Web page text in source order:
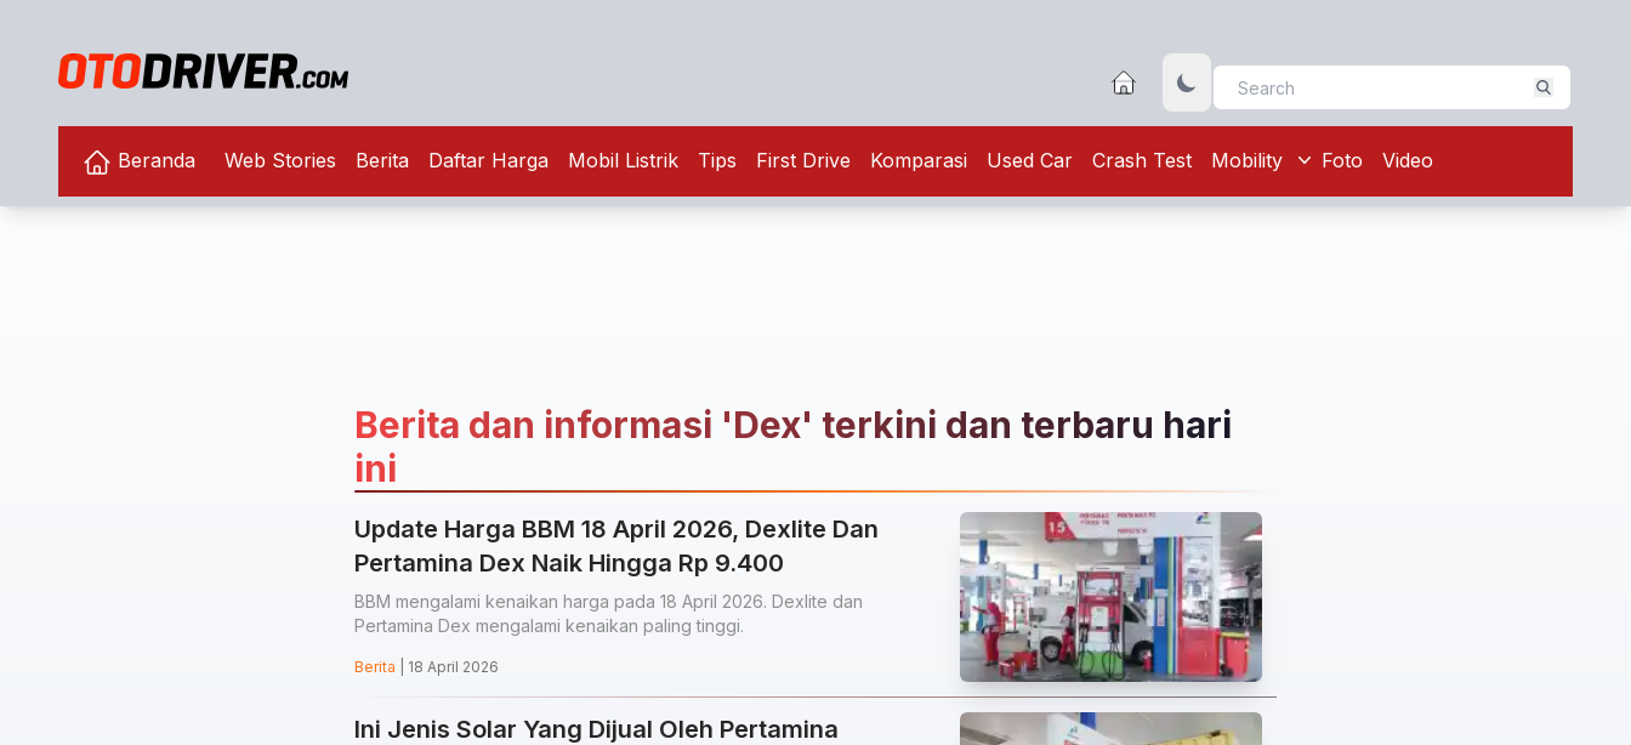
Beranda Web Stories Berita Daftar Harga Mobil Listrik Tips First Drive Komparasi Used Car Crash Test Mobility Foto Video
Berita dan informasi 'Dex' terkini dan terbaru hari
ini
Update Harga BBM 18 April 2026, Dexlite Dan
Pertamina Dex Naik Hingga Rp 9.400
BBM mengalami kenaikan harga pada 18 April 2026. Dexlite dan
Pertamina Dex mengalami kenaikan paling tinggi.
Berita | 18 April 2026
Ini Jenis Solar Yang Dijual Oleh Pertamina